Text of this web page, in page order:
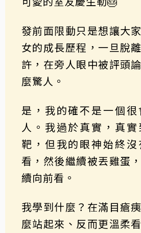
發前面限動只是想讓大
女的成長歷程，一旦脫
許，在旁人眼中被評頭
麼驚人。
是，我的確不是一個
人。我過於真實，真
靶，但我的眼神始終
看，然後繼續被丟雞蛋
續向前看。
我學到什麼？在滿目瘡
麼站起來、反而更溫柔